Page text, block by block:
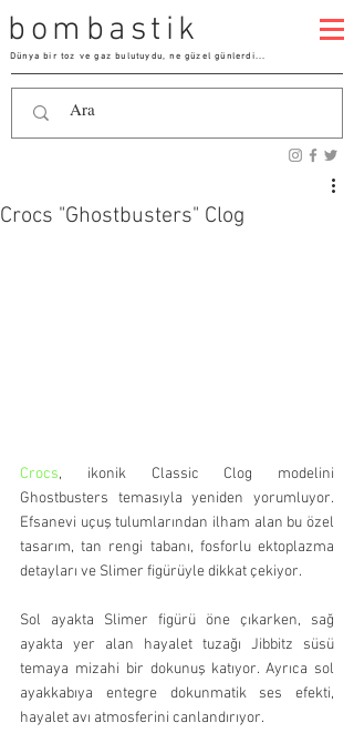
bombastik
Dünya bir toz ve gaz bulutuydu, ne güzel günlerdi...
Crocs "Ghostbusters" Clog
Crocs, ikonik Classic Clog modelini
Ghostbusters temasıyla yeniden yorumluyor.
Efsanevi uçuş tulumlarından ilham alan bu özel
tasarım, tan rengi tabanı, fosforlu ektoplazma
detayları ve Slimer figürüyle dikkat çekiyor.
Sol ayakta Slimer figürü öne çıkarken, sağ
ayakta yer alan hayalet tuzağı Jibbitz süsü
temaya mizahi bir dokunuş katıyor. Ayrıca sol
ayakkabıya entegre dokunmatik ses efekti,
hayalet avı atmosferini canlandırıyor.